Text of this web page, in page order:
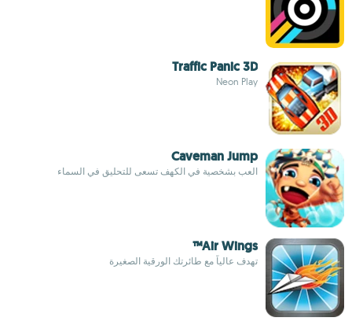
Traffic Panic 3D
Neon Play
Caveman Jump
العب بشخصية في الكهف تسعى للتحليق في السماء
Air Wings™
تهدف عالياً مع طائرتك الورقية الصغيرة